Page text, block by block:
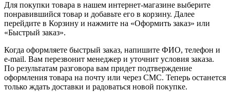
Для покупки товара в нашем интернет-магазине выберите
понравившийся товар и добавьте его в корзину. Далее
перейдите в Корзину и нажмите на «Оформить заказ» или
«Быстрый заказ».
Когда оформляете быстрый заказ, напишите ФИО, телефон и
e-mail. Вам перезвонит менеджер и уточнит условия заказа.
По результатам разговора вам придет подтверждение
оформления товара на почту или через СМС. Теперь останется
только ждать доставки и радоваться новой покупке.